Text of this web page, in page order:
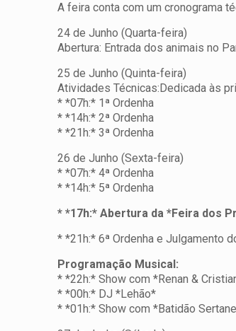
A feira conta com um cronograma
24 de Junho (Quarta-feira)
Abertura: Entrada dos animais no
25 de Junho (Quinta-feira)
Atividades Técnicas:Dedicada às
* *07h:* 1ª Ordenha
* *14h:* 2ª Ordenha
* *21h:* 3ª Ordenha
26 de Junho (Sexta-feira)
* *07h:* 4ª Ordenha
* *14h:* 5ª Ordenha
* *17h:* Abertura da *Feira dos
* *21h:* 6ª Ordenha e Julgamento
Programação Musical:
* *22h:* Show com *Renan &
* *00h:* DJ *Lehão*
* *01h:* Show com *Batidão